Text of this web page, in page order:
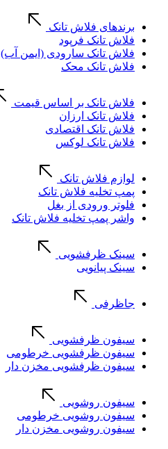
برندهای فلاش تانک
فلاش تانک فرپود
فلاش تانک سارودی (ایمن آب)
فلاش تانک محک
فلاش تانک بر اساس قیمت
فلاش تانک ارزان
فلاش تانک اقتصادی
فلاش تانک لوکس
لوازم فلاش تانک
پمپ تخلیه فلاش تانک
فلوتر ورودی از بغل
واشر پمپ تخلیه فلاش تانک
سینک ظرفشویی
سینک پیانویی
جاظرفی
سیفون ظرفشویی
سیفون ظرفشویی خرطومی
سیفون ظرفشویی مخزن دار
سیفون روشویی
سیفون روشویی خرطومی
سیفون روشویی مخزن دار